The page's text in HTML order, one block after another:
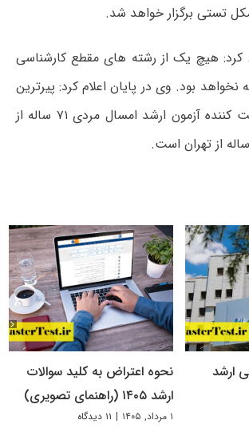
تستی برگزار خواهد شد.
کرد: هیچ یک از رشته های مقطع کارشناسی
نخواهد بود. وی در پایان اعلام کرد: پیرترین
و جوان ترین شرکت کننده آزمون ارشد امسال مردی ۷۱ ساله از
ارشد
نحوه اعتراض به کلید سوالات
ارشد ۱۴۰۵ (راهنمای تصویری)
۱ مرداد, ۱۴۰۵ | ۱۱ دیدگاه